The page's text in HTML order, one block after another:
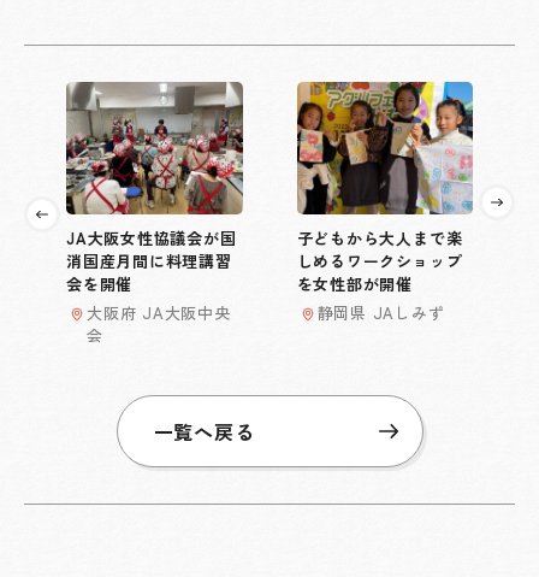
JA大阪女性協議会が国
消国産月間に料理講習
会を開催
大阪府 JA大阪中央
会
子どもから大人まで楽
しめるワークショップ
を女性部が開催
静岡県 JAしみず
一覧へ戻る